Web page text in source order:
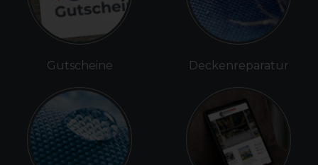
Gutscheine Deckenreparatur